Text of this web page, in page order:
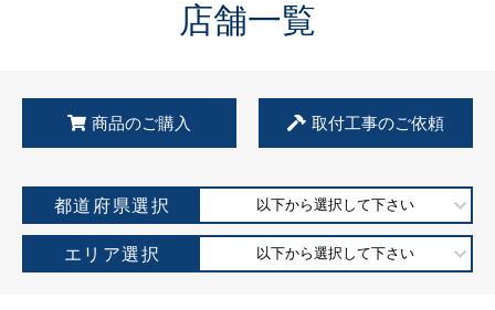
店舗一覧
商品のご購入 取付工事のご依頼
都道府県選択 以下から選択して下さい
エリア選択 以下から選択して下さい